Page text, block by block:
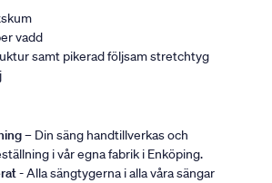
vadd
samt pikerad följsam stretchtyg
– Din säng handtillverkas och
i vår egna fabrik i Enköping.
- Alla sängtygerna i alla våra sängar